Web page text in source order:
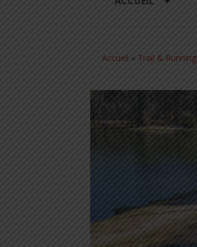
Accueil » Trail & Running